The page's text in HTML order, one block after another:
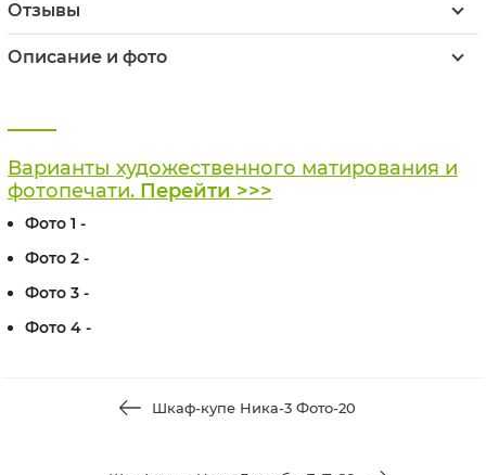
Отзывы
Описание и фото
Варианты художественного матирования и
фотопечати. Перейти >>>
Фото 1 -
Фото 2 -
Фото 3 -
Фото 4 -
Шкаф-купе Ника-3 Фото-20